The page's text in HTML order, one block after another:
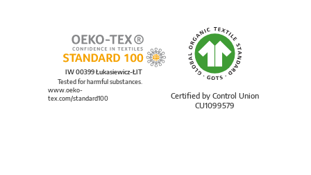
Certified by Control Union
CU1099579
IW 00399 Łukasiewicz-ŁIT
Tested for harmful substances.
www.oeko-
tex.com/standard100